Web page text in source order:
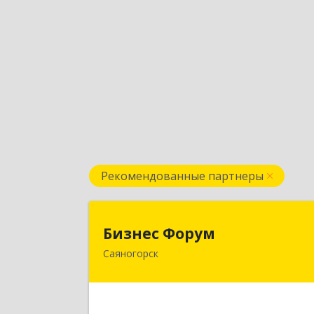
Рекомендованные партнеры
Бизнес Форум
Саяногорск
655603, Хакасия Респ, Саяногорск г,